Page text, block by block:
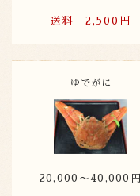
送料 2,500円
ゆでがに
20,000〜40,000円